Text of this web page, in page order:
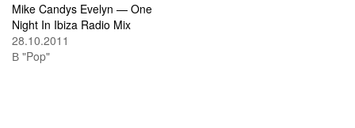
Mike Candys Evelyn — One
Night In Ibiza Radio Mix
28.10.2011
В "Pop"